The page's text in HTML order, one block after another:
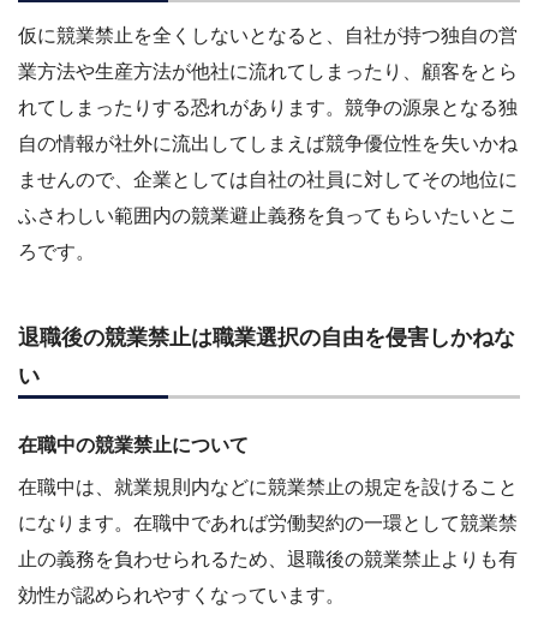
仮に競業禁止を全くしないとなると、自社が持つ独自の営
業方法や生産方法が他社に流れてしまったり、顧客をとら
れてしまったりする恐れがあります。競争の源泉となる独
自の情報が社外に流出してしまえば競争優位性を失いかね
ませんので、企業としては自社の社員に対してその地位に
ふさわしい範囲内の競業避止義務を負ってもらいたいとこ
ろです。
退職後の競業禁止は職業選択の自由を侵害しかねな
い
在職中の競業禁止について
在職中は、就業規則内などに競業禁止の規定を設けること
になります。在職中であれば労働契約の一環として競業禁
止の義務を負わせられるため、退職後の競業禁止よりも有
効性が認められやすくなっています。